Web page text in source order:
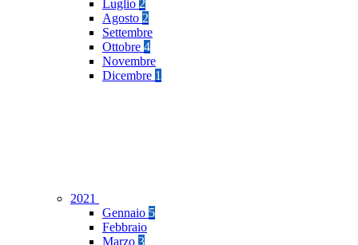
Luglio 2
Agosto 2
Settembre
Ottobre 4
Novembre
Dicembre 1
2021
Gennaio 5
Febbraio
Marzo 3